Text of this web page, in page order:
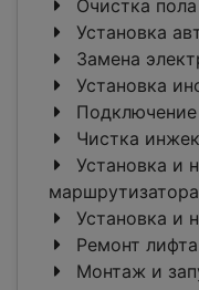
Очистка
Установка
Замена
Установка
Подключение
Чистка
Установка и
маршрутизатора
Установка и
Ремонт лифта
Монтаж и